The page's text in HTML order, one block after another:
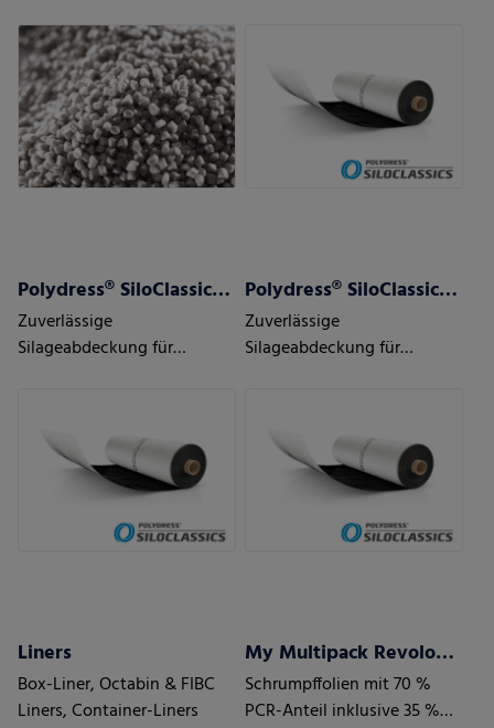
Polydress® SiloClassics 150 µm
Zuverlässige
Silageabdeckung für
Polydress® SiloClassics 200 µm
Zuverlässige
Silageabdeckung für
Liners
Box-Liner, Octabin & FIBC
Liners, Container-Liners
My Multipack Revoloop™ Schrumpffolien
Schrumpffolien mit 70 %
PCR-Anteil inklusive 35 %